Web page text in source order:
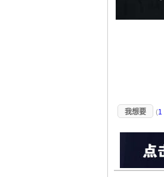
我想要 (1